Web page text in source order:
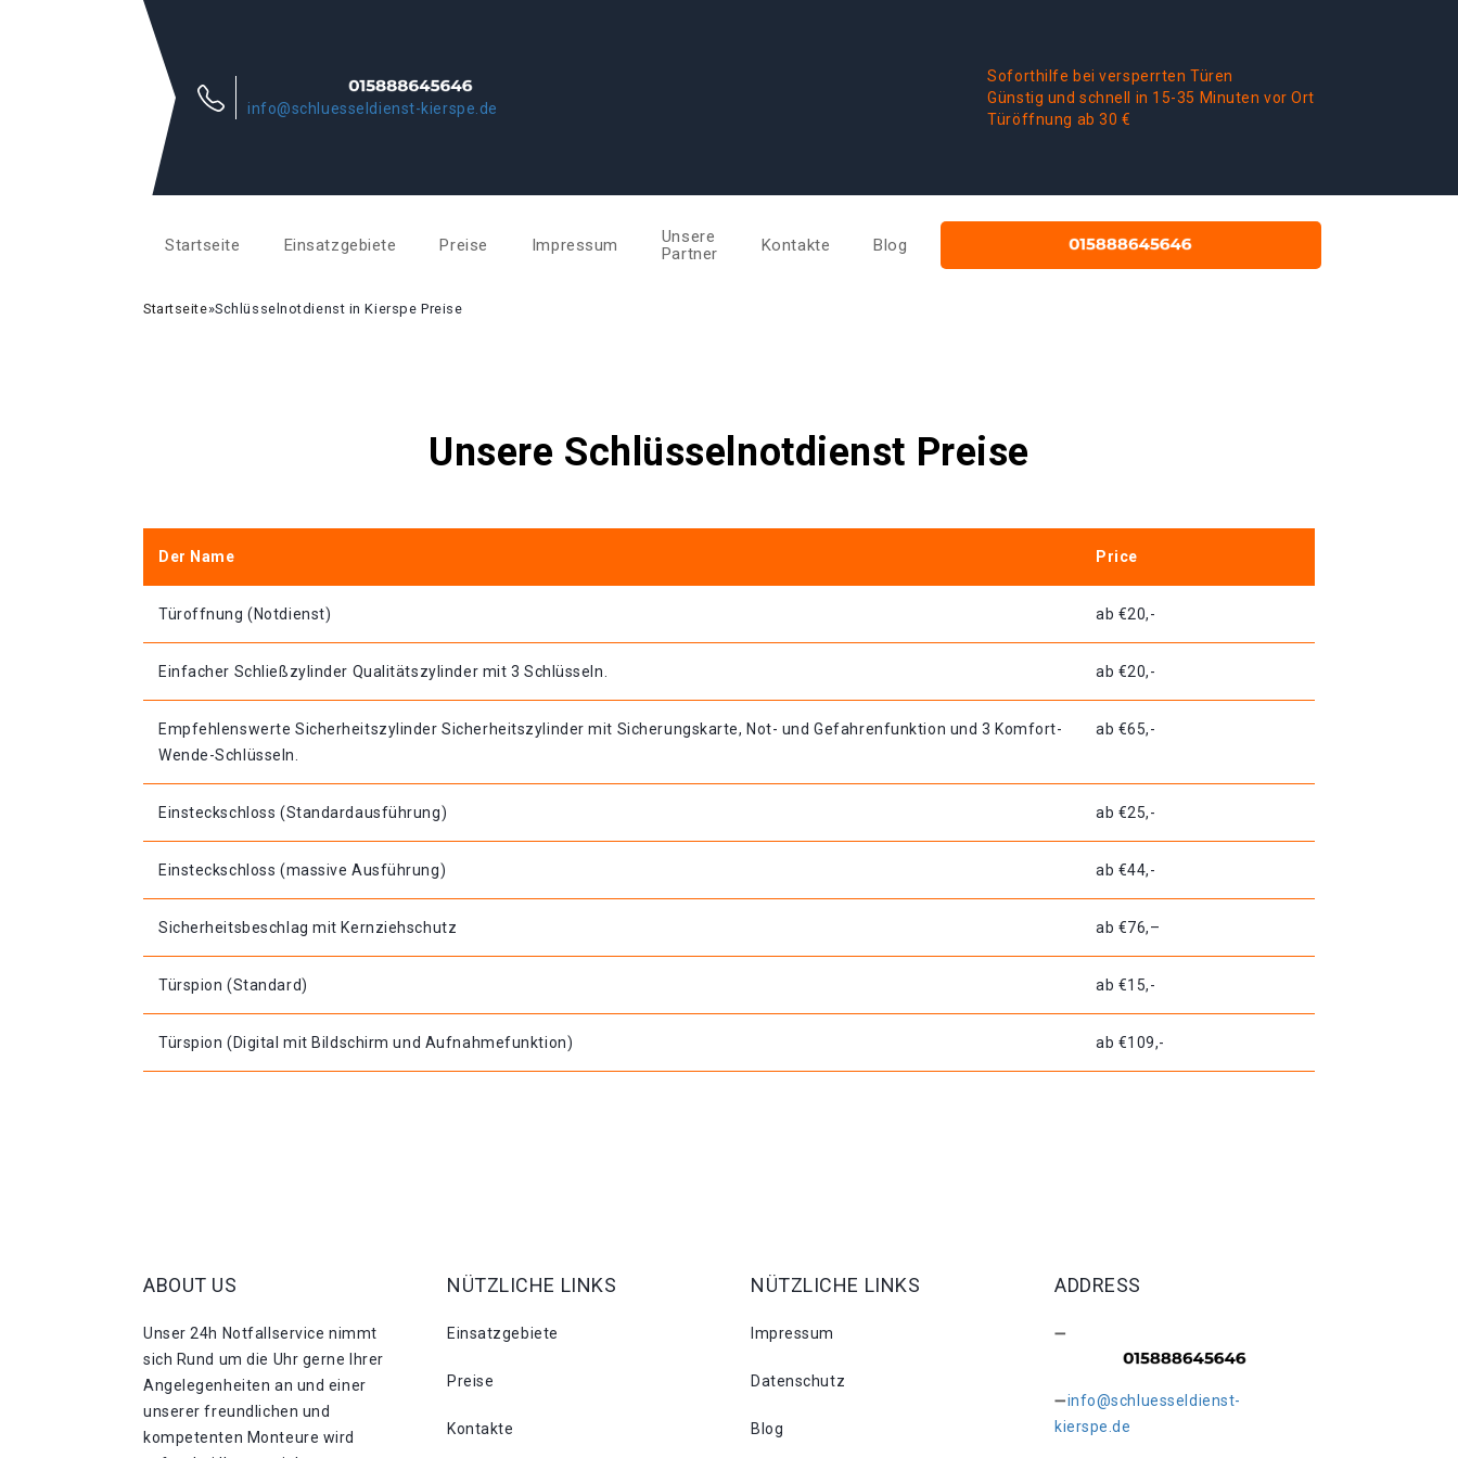
info@schluesseldienst-kierspe.de
Soforthilfe bei versperrten Türen
Günstig und schnell in 15-35 Minuten vor Ort
Türöffnung ab 30 €
Startseite Einsatzgebiete Preise Impressum
Unsere
Partner
Kontakte Blog
Startseite»Schlüsselnotdienst in Kierspe Preise
Unsere Schlüsselnotdienst Preise
Der Name Price
Türoffnung (Notdienst) ab €20,-
Einfacher Schließzylinder Qualitätszylinder mit 3 Schlüsseln. ab €20,-
Empfehlenswerte Sicherheitszylinder Sicherheitszylinder mit Sicherungskarte, Not- und Gefahrenfunktion und 3 Komfort-
Wende-Schlüsseln.
ab €65,-
Einsteckschloss (Standardausführung) ab €25,-
Einsteckschloss (massive Ausführung) ab €44,-
Sicherheitsbeschlag mit Kernziehschutz ab €76,–
Türspion (Standard) ab €15,-
Türspion (Digital mit Bildschirm und Aufnahmefunktion) ab €109,-
ABOUT US
Unser 24h Notfallservice nimmt
sich Rund um die Uhr gerne Ihrer
Angelegenheiten an und einer
unserer freundlichen und
kompetenten Monteure wird
NÜTZLICHE LINKS
Einsatzgebiete
Preise
Kontakte
NÜTZLICHE LINKS
Impressum
Datenschutz
Blog
ADDRESS
info@schluesseldienst-
kierspe.de